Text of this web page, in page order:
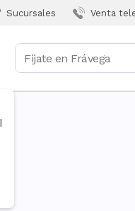
Sucursales Venta